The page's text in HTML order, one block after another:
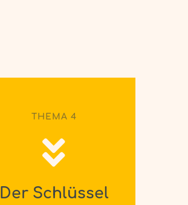
THEMA 4
Der Schlüssel